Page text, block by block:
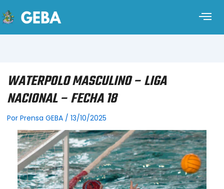
WATERPOLO MASCULINO – LIGA
NACIONAL – FECHA 18
Por Prensa GEBA / 13/10/2025